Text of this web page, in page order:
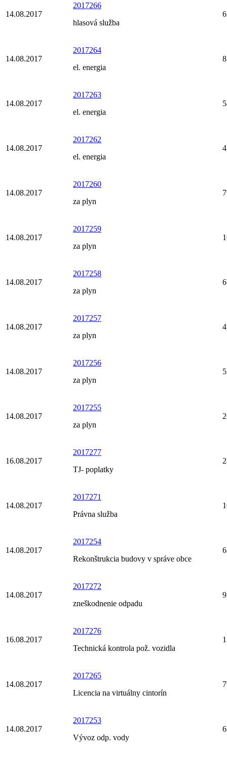
14.08.2017
2017266
hlasová služba
14.08.2017
2017264
el. energia
14.08.2017
2017263
el. energia
14.08.2017
2017262
el. energia
14.08.2017
2017260
za plyn
14.08.2017
2017259
za plyn
14.08.2017
2017258
za plyn
14.08.2017
2017257
za plyn
14.08.2017
2017256
za plyn
14.08.2017
2017255
za plyn
16.08.2017
2017277
TJ- poplatky
14.08.2017
2017271
Právna služba
14.08.2017
2017254
Rekonštrukcia budovy v správe obce
14.08.2017
2017272
zneškodnenie odpadu
16.08.2017
2017276
Technická kontrola pož. vozidla
14.08.2017
2017265
Licencia na virtuálny cintorín
14.08.2017
2017253
Vývoz odp. vody